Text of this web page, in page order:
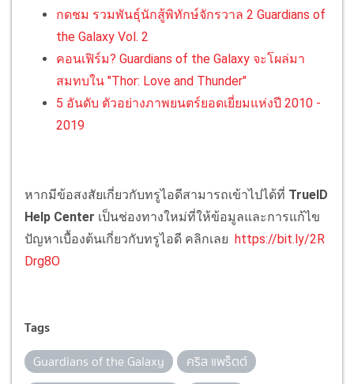
กดชม รวมพันธุ์นักสู้พิทักษ์จักรวาล 2 Guardians of
the Galaxy Vol. 2
คอนเฟิร์ม? Guardians of the Galaxy จะโผล่มา
สมทบใน "Thor: Love and Thunder"
5 อันดับ ตัวอย่างภาพยนตร์ยอดเยี่ยมแห่งปี 2010 -
2019
หากมีข้อสงสัยเกี่ยวกับทรูไอดีสามารถเข้าไปได้ที่ TrueID
Help Center เป็นช่องทางใหม่ที่ให้ข้อมูลและการแก้ไข
ปัญหาเบื้องต้นเกี่ยวกับทรูไอดี คลิกเลย https://bit.ly/2R
Drg8O
Tags
Guardians of the Galaxy
คริส แพร็ตต์